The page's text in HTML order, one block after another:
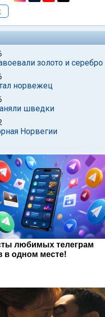
золото и серебро
норвежец
шведки
Норвегии
любимых телеграм
в одном месте!